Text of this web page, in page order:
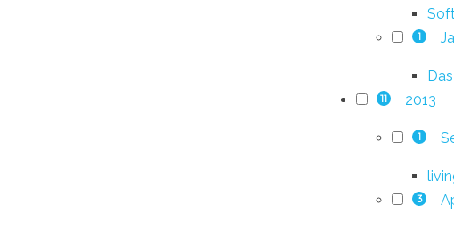
1
11 2013
1
3